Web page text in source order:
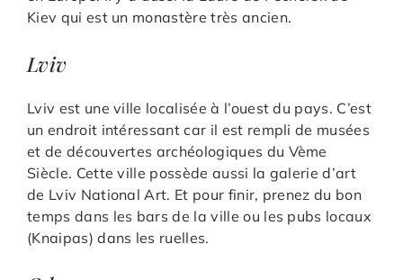
Kiev qui est un monastère très ancien.
Lviv
Lviv est une ville localisée à l’ouest du pays. C’est
un endroit intéressant car il est rempli de musées
et de découvertes archéologiques du Vème
Siècle. Cette ville possède aussi la galerie d’art
de Lviv National Art. Et pour finir, prenez du bon
temps dans les bars de la ville ou les pubs locaux
(Knaipas) dans les ruelles.